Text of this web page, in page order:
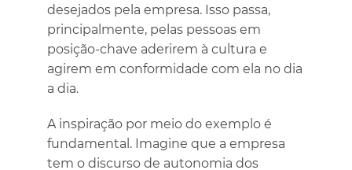
desejados pela empresa. Isso passa,
principalmente, pelas pessoas em
posição-chave aderirem à cultura e
agirem em conformidade com ela no dia
a dia.
A inspiração por meio do exemplo é
fundamental. Imagine que a empresa
tem o discurso de autonomia dos